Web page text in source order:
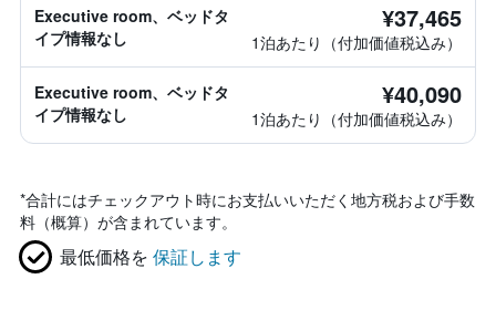
Executive room、ベッドタ
イプ情報なし
¥37,465
1泊あたり（付加価値税込み）
Executive room、ベッドタ
イプ情報なし
¥40,090
1泊あたり（付加価値税込み）
*合計にはチェックアウト時にお支払いいただく地方税および手数
料（概算）が含まれています。
最低価格を 保証します